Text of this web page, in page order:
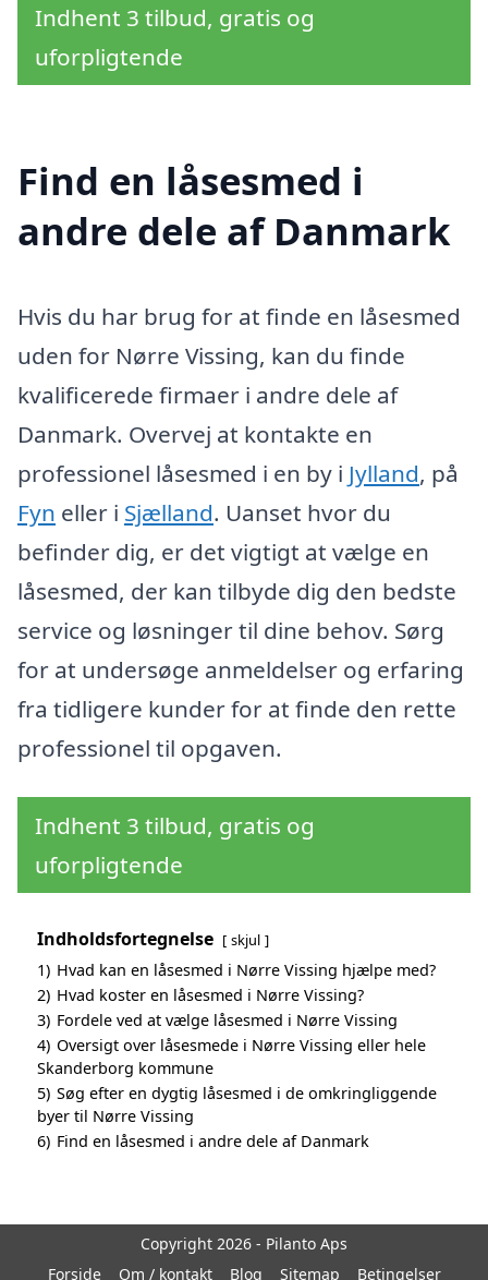
Indhent 3 tilbud, gratis og
uforpligtende
Find en låsesmed i
andre dele af Danmark
Hvis du har brug for at finde en låsesmed
uden for Nørre Vissing, kan du finde
kvalificerede firmaer i andre dele af
Danmark. Overvej at kontakte en
professionel låsesmed i en by i Jylland, på
Fyn eller i Sjælland. Uanset hvor du
befinder dig, er det vigtigt at vælge en
låsesmed, der kan tilbyde dig den bedste
service og løsninger til dine behov. Sørg
for at undersøge anmeldelser og erfaring
fra tidligere kunder for at finde den rette
professionel til opgaven.
Indhent 3 tilbud, gratis og
uforpligtende
Indholdsfortegnelse skjul
1) Hvad kan en låsesmed i Nørre Vissing hjælpe med?
2) Hvad koster en låsesmed i Nørre Vissing?
3) Fordele ved at vælge låsesmed i Nørre Vissing
4) Oversigt over låsesmede i Nørre Vissing eller hele
Skanderborg kommune
5) Søg efter en dygtig låsesmed i de omkringliggende
byer til Nørre Vissing
6) Find en låsesmed i andre dele af Danmark
Copyright 2026 - Pilanto Aps
Forside
Om / kontakt Blog Sitemap Betingelser